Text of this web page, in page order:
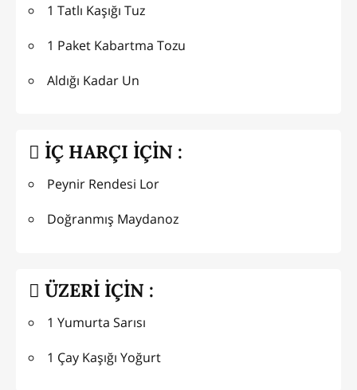
1 Tatlı Kaşığı Tuz
1 Paket Kabartma Tozu
Aldığı Kadar Un
İÇ HARÇI İÇİN :
Peynir Rendesi Lor
Doğranmış Maydanoz
ÜZERİ İÇİN :
1 Yumurta Sarısı
1 Çay Kaşığı Yoğurt